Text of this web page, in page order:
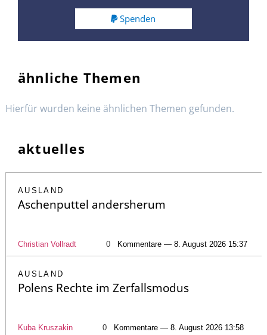
Spenden
ähnliche Themen
Hierfür wurden keine ähnlichen Themen gefunden.
aktuelles
AUSLAND
Aschenputtel andersherum
Christian Vollradt 0 Kommentare — 8. August 2026 15:37
AUSLAND
Polens Rechte im Zerfallsmodus
Kuba Kruszakin 0 Kommentare — 8. August 2026 13:58